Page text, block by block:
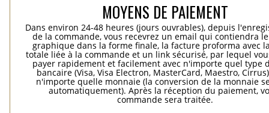
MOYENS DE PAIEMENT
Dans environ 24-48 heures (jours ouvrables), depuis
de la commande, vous recevrez un email qui contiendra
graphique dans la forme finale, la facture proforma avec
totale liée à la commande et un link sécurisé, par lequel
payer rapidement et facilement avec n'importe quel type
bancaire (Visa, Visa Electron, MasterCard, Maestro,
n'importe quelle monnaie (la conversion de la monnaie
automatiquement). Après la réception du paiement,
commande sera traitée.